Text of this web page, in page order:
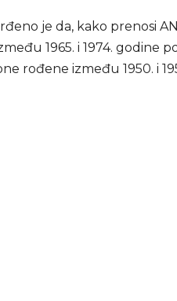
je da, kako prenosi
1965. i 1974. godine
rođene između 1950. i